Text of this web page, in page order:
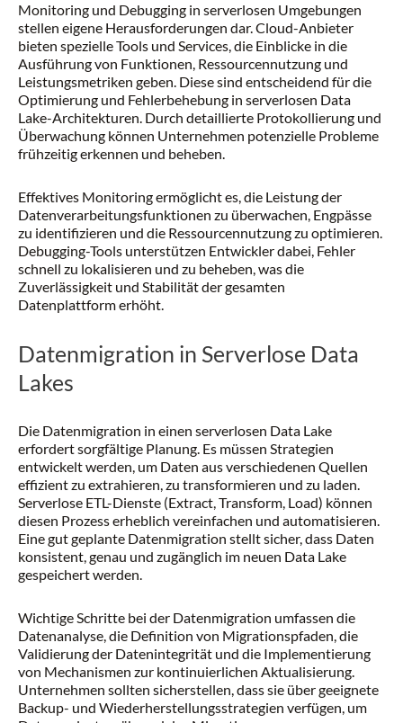
Monitoring und Debugging in serverlosen Umgebungen
stellen eigene Herausforderungen dar. Cloud-Anbieter
bieten spezielle Tools und Services, die Einblicke in die
Ausführung von Funktionen, Ressourcennutzung und
Leistungsmetriken geben. Diese sind entscheidend für die
Optimierung und Fehlerbehebung in serverlosen Data
Lake-Architekturen. Durch detaillierte Protokollierung und
Überwachung können Unternehmen potenzielle Probleme
frühzeitig erkennen und beheben.
Effektives Monitoring ermöglicht es, die Leistung der
Datenverarbeitungsfunktionen zu überwachen, Engpässe
zu identifizieren und die Ressourcennutzung zu optimieren.
Debugging-Tools unterstützen Entwickler dabei, Fehler
schnell zu lokalisieren und zu beheben, was die
Zuverlässigkeit und Stabilität der gesamten
Datenplattform erhöht.
Datenmigration in Serverlose Data
Lakes
Die Datenmigration in einen serverlosen Data Lake
erfordert sorgfältige Planung. Es müssen Strategien
entwickelt werden, um Daten aus verschiedenen Quellen
effizient zu extrahieren, zu transformieren und zu laden.
Serverlose ETL-Dienste (Extract, Transform, Load) können
diesen Prozess erheblich vereinfachen und automatisieren.
Eine gut geplante Datenmigration stellt sicher, dass Daten
konsistent, genau und zugänglich im neuen Data Lake
gespeichert werden.
Wichtige Schritte bei der Datenmigration umfassen die
Datenanalyse, die Definition von Migrationspfaden, die
Validierung der Datenintegrität und die Implementierung
von Mechanismen zur kontinuierlichen Aktualisierung.
Unternehmen sollten sicherstellen, dass sie über geeignete
Backup- und Wiederherstellungsstrategien verfügen, um